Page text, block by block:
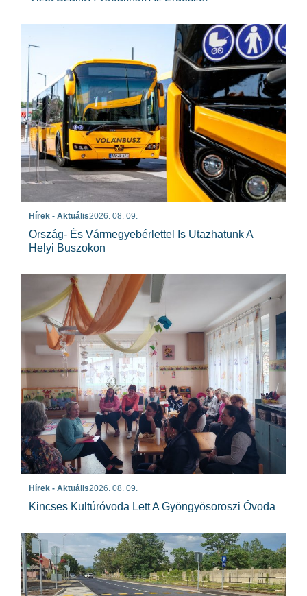
Hírek - Aktuális2026. 08. 09.
Ország- És Vármegyebérlettel Is Utazhatunk A
Helyi Buszokon
Hírek - Aktuális2026. 08. 09.
Kincses Kultúróvoda Lett A Gyöngyösoroszi Óvoda